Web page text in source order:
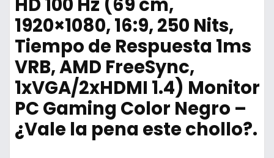
1920×1080, 16:9, 250 Nits,
Tiempo de Respuesta 1ms
VRB, AMD FreeSync,
1xVGA/2xHDMI 1.4) Monitor
PC Gaming Color Negro –
¿Vale la pena este chollo?.